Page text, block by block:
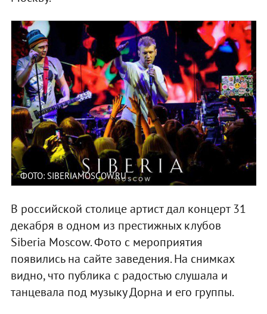
ФОТО: SIBERIAMOSCOW.RU
В российской столице артист дал концерт 31
декабря в одном из престижных клубов
Siberia Moscow. Фото с мероприятия
появились на сайте заведения. На снимках
видно, что публика с радостью слушала и
танцевала под музыку Дорна и его группы.